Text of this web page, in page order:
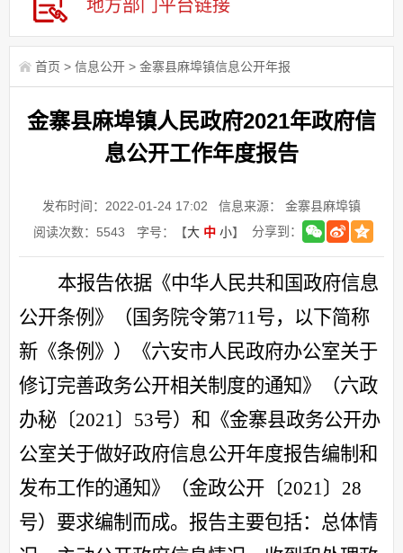
地方部门 平台链接
首页 > 信息公开 > 金寨县麻埠镇信息公开年报
金寨县麻埠镇人民政府2021年政府信
息公开工作年度报告
发布时间：2022-01-24 17:02
信息来源： 金寨县麻埠镇
阅读次数： 5543 字号：【大 中 小】 分享到：
本报告依据《中华人民共和国政府信息
公开条例》（国务院令第711号，以下简称
新《条例》）《六安市人民政府办公室关于
修订完善政务公开相关制度的通知》（六政
办秘〔2021〕53号）和《金寨县政务公开办
公室关于做好政府信息公开年度报告编制和
发布工作的通知》（金政公开〔2021〕28
号）要求编制而成。报告主要包括：总体情